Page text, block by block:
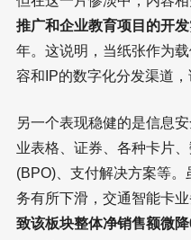
推广和企业教育项目的开发
年。这说明，当纸张作为
容和IP的数字化分发渠道，
另一个表现稳健的是信息
业表格、证券、各种卡片
(BPO)、支付解决方案等
务有所下滑，交通智能卡
致该板块整体净销售额微